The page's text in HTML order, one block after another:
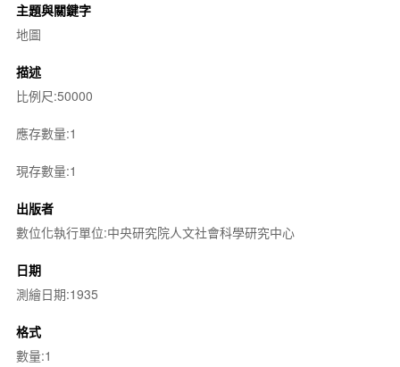
主題與關鍵字
地圖
描述
比例尺:50000
應存數量:1
現存數量:1
出版者
數位化執行單位:中央研究院人文社會科學研究中心
日期
測繪日期:1935
格式
數量:1